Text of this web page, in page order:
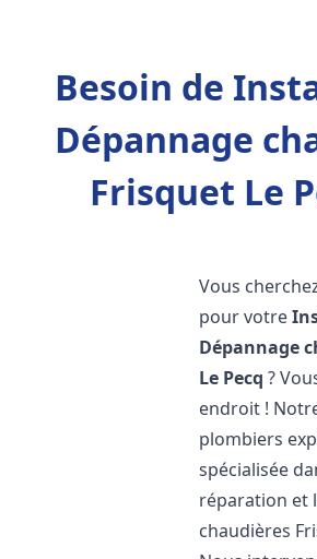
Besoin de
Dépannage
Frisquet Le
Vous
pour votre
Dépannage
Le Pecq ?
endroit !
plombiers
spécialisée
réparation et
chaudières